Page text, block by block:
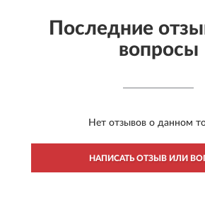
Последние
вопросы
Нет отзывов о данном
НАПИСАТЬ ОТЗЫВ ИЛИ